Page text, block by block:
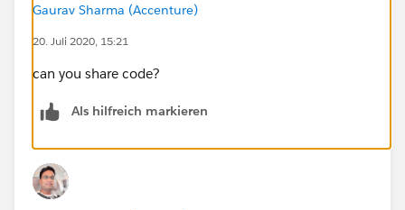
Gaurav Sharma (Accenture)
20. Juli 2020, 15:21
can you share code?
Als hilfreich markieren